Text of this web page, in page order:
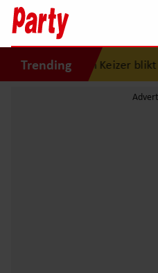
Trending
Keizer blikt terug op